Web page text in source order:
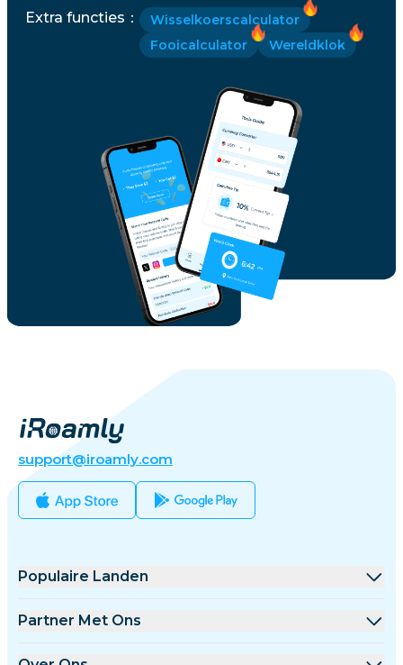
Extra functies ：
Wisselkoerscalculator
Fooicalculator
Wereldklok
support@iroamly.com
Populaire Landen
Verenigde Staten
Partner Met Ons
Groothandel Platform